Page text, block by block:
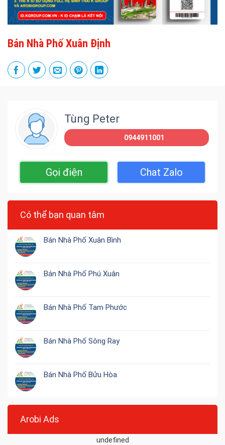
Bán Nhà Phố Xuân Định
Tùng Peter
0944911001
Gọi điện Chat Zalo
Có thể bạn quan tâm
Bán Nhà Phố Xuân Bình
Bán Nhà Phố Phú Xuân
Bán Nhà Phố Tam Phước
Bán Nhà Phố Sông Ray
Bán Nhà Phố Bửu Hòa
Arobi Ads
undefined